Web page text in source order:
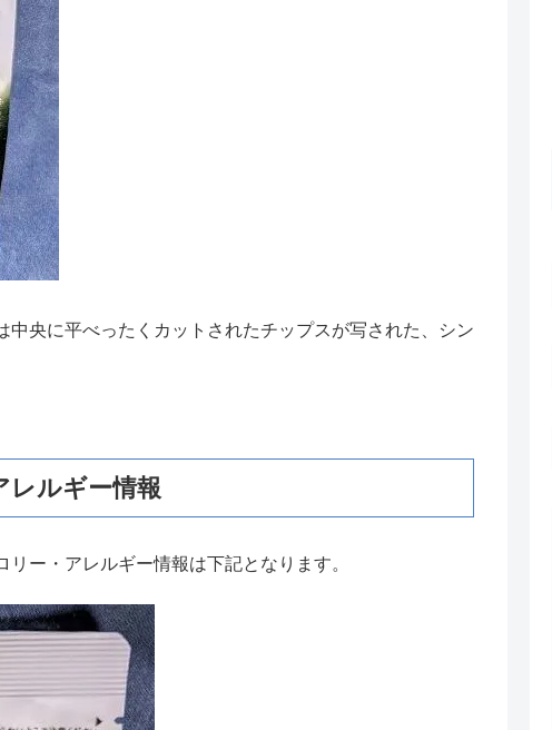
央に平べったくカットされたチップスが写された、シン
レルギー情報
ー・アレルギー情報は下記となります。